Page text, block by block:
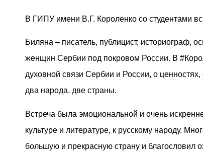
В ГИПУ имени В.Г. Короленко со студентами
Биляна – писатель, публицист, историограф,
женщин Сербии под покровом России. В
духовной связи Сербии и России, о
два народа, две страны.
Встреча была эмоциональной и очень
культуре и литературе, к русскому народу.
большую и прекрасную страну и благословил